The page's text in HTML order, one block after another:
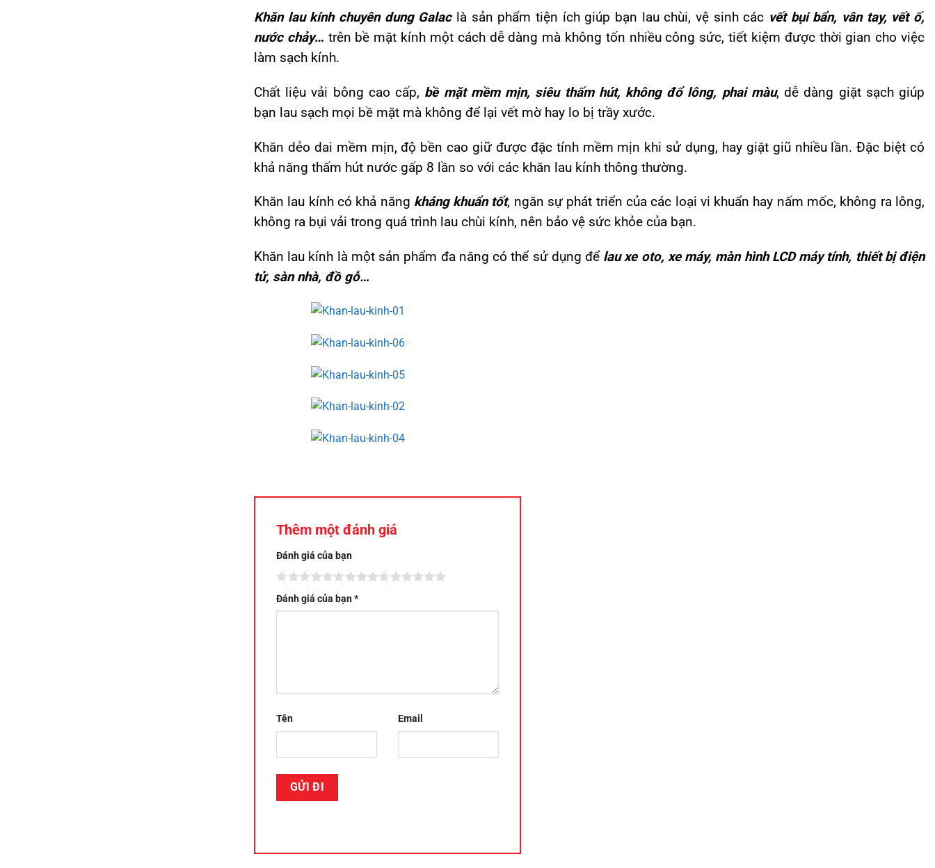
Khăn lau kính chuyên dung Galaclà sản phẩm tiện ích giúp bạn lau chùi, vệ sinh các vết bụi bẩn, vân tay, vết ố,
nước chảy… trên bề mặt kính một cách dễ dàng mà không tốn nhiều công sức, tiết kiệm được thời gian cho việc
làm sạch kính.
Chất liệu vải bông cao cấp, bề mặt mềm mịn, siêu thấm hút, không đổ lông, phai màu, dễ dàng giặt sạch giúp
bạn lau sạch mọi bề mặt mà không để lại vết mờ hay lo bị trầy xước.
Khăn dẻo dai mềm mịn, độ bền cao giữ được đặc tính mềm mịn khi sử dụng, hay giặt giũ nhiều lần. Đặc biệt có
khả năng thấm hút nước gấp 8 lần so với các khăn lau kính thông thường.
Khăn lau kính có khả năng kháng khuẩn tốt, ngăn sự phát triển của các loại vi khuẩn hay nấm mốc, không ra lông,
không ra bụi vải trong quá trình lau chùi kính, nên bảo vệ sức khỏe của bạn.
Khăn lau kính là một sản phẩm đa năng có thể sử dụng để lau xe oto, xe máy, màn hình LCD máy tính, thiết bị điện
tử, sàn nhà, đồ gỗ…
Thêm một đánh giá
Đánh giá của bạn
Đánh giá của bạn*
Tên Email